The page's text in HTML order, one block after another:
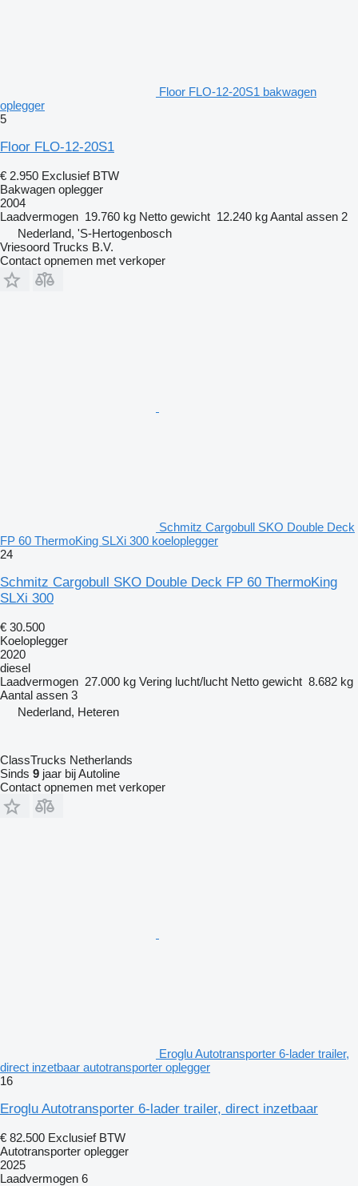
Floor FLO-12-20S1 bakwagen
oplegger
5
Floor FLO-12-20S1
€ 2.950 Exclusief BTW
Bakwagen oplegger
2004
Laadvermogen 19.760 kg Netto gewicht 12.240 kgAantal assen 2
Nederland, 'S-Hertogenbosch
Vriesoord Trucks B.V.
Contact opnemen met verkoper
Schmitz Cargobull SKO Double Deck
FP 60 ThermoKing SLXi 300 koeloplegger
24
Schmitz Cargobull SKO Double Deck FP 60 ThermoKing
SLXi 300
€ 30.500
Koeloplegger
2020
diesel
Laadvermogen 27.000 kg Vering lucht/lucht Netto gewicht 8.682 kg
Aantal assen 3
Nederland, Heteren
ClassTrucks Netherlands
Sinds 9 jaar bij Autoline
Contact opnemen met verkoper
Eroglu Autotransporter 6-lader trailer,
direct inzetbaar autotransporter oplegger
16
Eroglu Autotransporter 6-lader trailer, direct inzetbaar
€ 82.500 Exclusief BTW
Autotransporter oplegger
2025
Laadvermogen 6